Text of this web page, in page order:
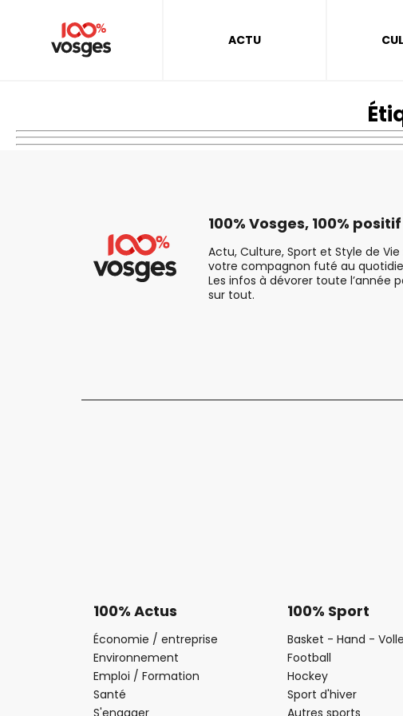
ACTU
100% Vosges, 100% positif
Actu, Culture, Sport et Style de Vie
votre compagnon futé au
Les infos à dévorer toute l’année
sur tout.
100% Actus
Économie / entreprise
Environnement
Emploi / Formation
Santé
S'engager
100% Sport
Basket - Hand -
Football
Hockey
Sport d'hiver
Autres sports